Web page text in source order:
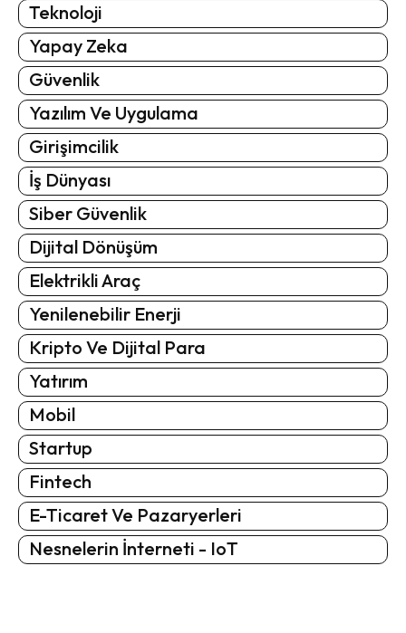
Teknoloji
Yapay Zeka
Güvenlik
Yazılım Ve Uygulama
Girişimcilik
İş Dünyası
Siber Güvenlik
Dijital Dönüşüm
Elektrikli Araç
Yenilenebilir Enerji
Kripto Ve Dijital Para
Yatırım
Mobil
Startup
Fintech
E-Ticaret Ve Pazaryerleri
Nesnelerin İnterneti - IoT